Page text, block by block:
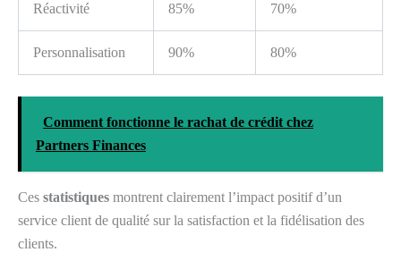
Réactivité 85% 70%
Personnalisation 90% 80%
Comment fonctionne le rachat de crédit chez
Partners Finances
Ces statistiques montrent clairement l’impact positif d’un
service client de qualité sur la satisfaction et la fidélisation des
clients.